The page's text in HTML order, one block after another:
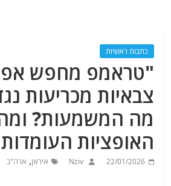
כתבות ראשיות
"טראמפ מחפש
צבאיות מכריעות
מה המשמעות?
האופציות העומדות
22/01/2026
Nziv איראן, ארה"ב